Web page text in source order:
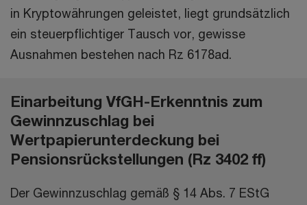
in Kryptowährungen geleistet, liegt grundsätzlich
ein steuerpflichtiger Tausch vor, gewisse
Ausnahmen bestehen nach Rz 6178ad.
Einarbeitung VfGH-Erkenntnis zum
Gewinnzuschlag bei
Wertpapierunterdeckung bei
Pensionsrückstellungen (Rz 3402 ff)
Der Gewinnzuschlag gemäß § 14 Abs. 7 EStG